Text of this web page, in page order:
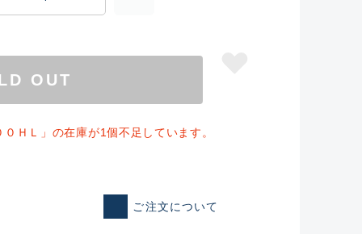
OUT
ＨＬ」の在庫が1個不足しています。
ご注文について